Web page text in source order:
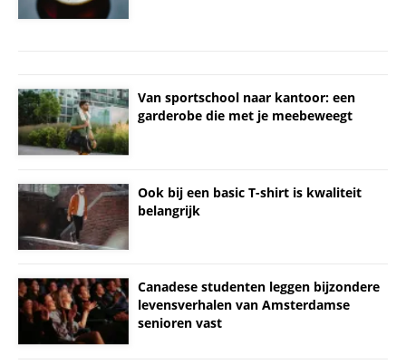
Van sportschool naar kantoor: een
garderobe die met je meebeweegt
Ook bij een basic T-shirt is kwaliteit
belangrijk
Canadese studenten leggen bijzondere
levensverhalen van Amsterdamse
senioren vast